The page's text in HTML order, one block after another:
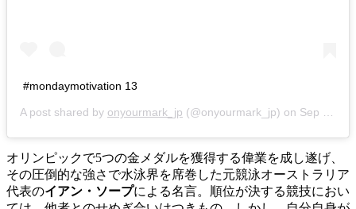
#mondaymotivation 13
A post shared by onyourmark_jp (@onyourmark_jp) on Sep 16, 2018 at 8:08pm PDT
オリンピックで5つの金メダルを獲得する偉業を成し遂げ、
その圧倒的な強さで水泳界を席巻した元競泳オーストラリア
代表のイアン・ソープによる名言。順位が決する競技におい